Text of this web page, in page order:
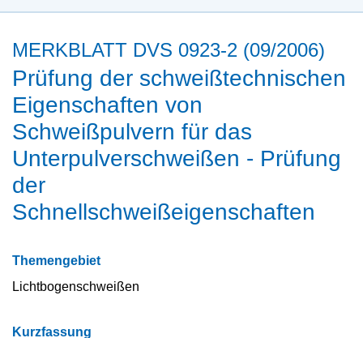
MERKBLATT DVS 0923-2 (09/2006)
Prüfung der schweißtechnischen
Eigenschaften von
Schweißpulvern für das
Unterpulverschweißen - Prüfung
der
Schnellschweißeigenschaften
Themengebiet
Lichtbogenschweißen
Kurzfassung